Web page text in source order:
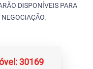
DISPONÍVEIS PARA
30169